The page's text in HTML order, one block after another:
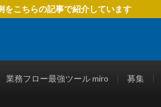
をこちらの記事で紹介しています
業務フロー最強ツール miro 募集